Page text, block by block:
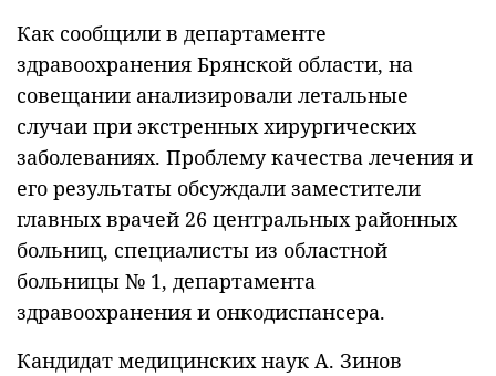
Как сообщили в департаменте
здравоохранения Брянской области, на
совещании анализировали летальные
случаи при экстренных хирургических
заболеваниях. Проблему качества лечения и
его результаты обсуждали заместители
главных врачей 26 центральных районных
больниц, специалисты из областной
больницы № 1, департамента
здравоохранения и онкодиспансера.
Кандидат медицинских наук А. Зинов